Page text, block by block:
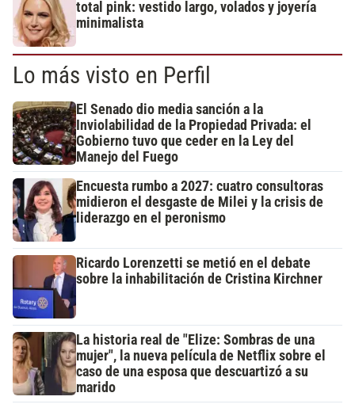
total pink: vestido largo, volados y joyería
minimalista
Lo más visto en Perfil
El Senado dio media sanción a la
Inviolabilidad de la Propiedad Privada: el
Gobierno tuvo que ceder en la Ley del
Manejo del Fuego
Encuesta rumbo a 2027: cuatro consultoras
midieron el desgaste de Milei y la crisis de
liderazgo en el peronismo
Ricardo Lorenzetti se metió en el debate
sobre la inhabilitación de Cristina Kirchner
La historia real de "Elize: Sombras de una
mujer", la nueva película de Netflix sobre el
caso de una esposa que descuartizó a su
marido